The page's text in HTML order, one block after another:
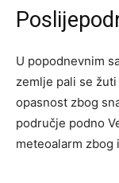
U popodnevnim
zemlje pali se
opasnost zbog
područje podno
meteoalarm zbog